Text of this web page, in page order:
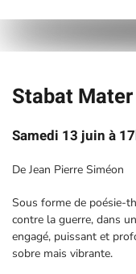
Stabat
Samedi 13 juin à
De Jean Pierre Siméon
Sous forme de poésie-
contre la guerre, dans
engagé, puissant et
sobre mais vibrante.